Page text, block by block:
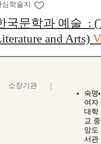
심학술지
국문학과 예술 :
and Arts)
소장기관
숙명
여자
대학
교 중
앙도
서관